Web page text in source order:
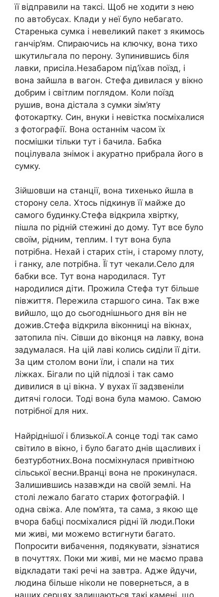
її відправили на таксі. Щоб не ходити з нею
по автобусах. Клади y неї було небагато.
Старенька сумка і невеликий пакет з якимось
ганчір’ям. Спираючись на ключку, вона тихо
шкутильгала по перону. Зупинившись біля
лавки, присіла.Незабаром під’їхав поїзд, і
вона зайшла в вагон. Стефа дивилася у вікно
добрим і світлим поглядом. Коли поїзд
рушив, вона дістала з сумки зім’яту
фотокартку. Син, внуки і невістка посміхалися
з фотографії. Вона останнім часом їх
посмішки тільки тут і бачила. Бабка
поцілувала знімок і акуратно прибрала його в
сумку.
Зійшовши на станції, вона тихенько йшла в
сторону села. Хтось підкинув її майже до
самого будинку.Стефа відкрила хвіртку,
пішла по рідній стежині до дому. Тут все було
своїм, рідним, теплим. І тут вона була
потрібна. Нехай і старих стін, і старому плоту,
і ганку, але потрібна. Її тут чекали.Село для
бабки все. Тут вона народилася. Тут
народилися діти. Прожила Стефа тут більше
півжиття. Пережила старшого сина. Так вже
вийшло, що до сьогоднішнього дня він не
дожив.Стефа відкрила віконниці на вікнах,
затопила піч. Сівши до віконця на лавку, вона
задумалася. На цій лаві колись сиділи її діти.
За цим столом вони їли, і спали на тих
ліжках. Бігали по цій підлозі і так само
дивилися в ці вікна. У вухах її задзвеніли
дитячі голоси. Тоді вона була мамою. Самою
потрібної для них.
Найріднішої і близької.А сонце тоді так само
світило в вікно, і було багато днів щасливих і
безтурботних.Вона посміхнулася привітною
сільської весни.Вранці вона не прокинулася.
Залишившись назавжди на своїй землі. На
столі лежало багато старих фотографій. І
одна свіжа. Але пом’ята, та сама, з якою ще
вчора бабці посміхалися рідні їй люди.Поки
ми живі, ми можемо встигнути багато.
Попросити вибачення, подякувати, зізнатися
в почуттях. Поки ми живі, ми не маємо права
відкладати такі речі на завтра. Адже йдучи,
людина більше ніколи не повернеться, a в
наших серцях залишаються такі камені, що